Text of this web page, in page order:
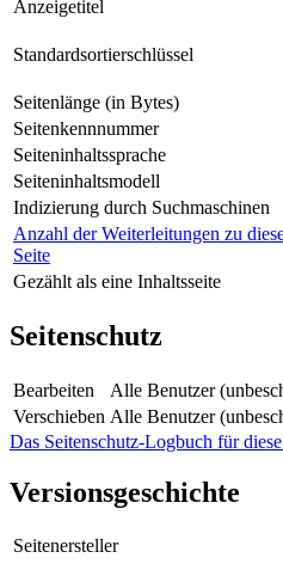
Anzeigetitel
Standardsortierschlüssel
Seitenlänge (in Bytes)
Seitenkennnummer
Seiteninhaltssprache
Seiteninhaltsmodell
Indizierung durch Suchmaschinen
Anzahl der Weiterleitungen zu
Seite
Gezählt als eine Inhaltsseite
Seitenschutz
Bearbeiten
Alle Benutzer
Verschieben Alle Benutzer
Das Seitenschutz-Logbuch für diese
Versionsgeschichte
Seitenersteller